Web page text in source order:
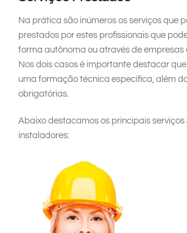
Na prática são inúmeros os serviços que
prestados por estes profissionais que
forma autônoma ou através de empresas
Nos dois casos é importante destacar
uma formação técnica específica, além
obrigatórias.
Abaixo destacamos os principais serviços
instaladores: